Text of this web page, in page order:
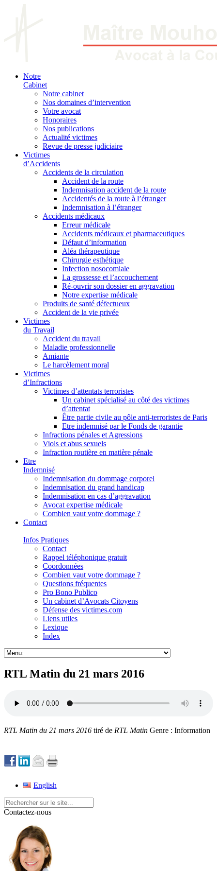
Notre
Cabinet
Notre cabinet
Nos domaines d’intervention
Votre avocat
Honoraires
Nos publications
Actualité victimes
Revue de presse judiciaire
Victimes
d’Accidents
Accidents de la circulation
Accident de la route
Indemnisation accident de la route
Accidentés de la route à l’étranger
Indemnisation à l’étranger
Accidents médicaux
Erreur médicale
Accidents médicaux et pharmaceutiques
Défaut d’information
Aléa thérapeutique
Chirurgie esthétique
Infection nosocomiale
La grossesse et l’accouchement
Ré-ouvrir son dossier en aggravation
Notre expertise médicale
Produits de santé défectueux
Accident de la vie privée
Victimes
du Travail
Accident du travail
Maladie professionnelle
Amiante
Le harcèlement moral
Victimes
d’Infractions
Victimes d’attentats terroristes
Un cabinet spécialisé au côté des victimes
d’attentat
Être partie civile au pôle anti-terroristes de Paris
Etre indemnisé par le Fonds de garantie
Infractions pénales et Agressions
Viols et abus sexuels
Infraction routière en matière pénale
Etre
Indemnisé
Indemnisation du dommage corporel
Indemnisation du grand handicap
Indemnisation en cas d’aggravation
Avocat expertise médicale
Combien vaut votre dommage ?
Contact
Infos Pratiques
Contact
Rappel téléphonique gratuit
Coordonnées
Combien vaut votre dommage ?
Questions fréquentes
Pro Bono Publico
Un cabinet d’Avocats Citoyens
Défense des victimes.com
Liens utiles
Lexique
Index
RTL Matin du 21 mars 2016
RTL Matin du 21 mars 2016 tiré de RTL Matin Genre : Information
English
Contactez-nous